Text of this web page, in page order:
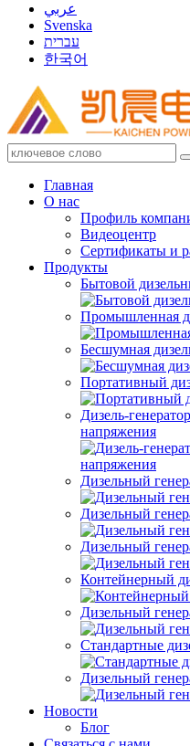
عربي
Svenska
עברית
한국어
Главная
О нас
Профиль
Видеоцентр
Сертификаты и
Продукты
Бытовой
Промышленная
Бесшумная
Портативный
Дизель-
напряжения
Дизельный
Дизельный
Дизельный
Контейнерный
Дизельный
Стандартные
Дизельный
Новости
Блог